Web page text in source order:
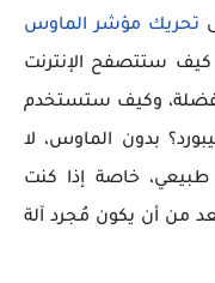
تحريك مؤشر الماوس
ستتصفح الإنترنت
وكيف ستستخدم
بدون الماوس، لا
خاصة إذا كنت
من أن يكون مُجرد آلة